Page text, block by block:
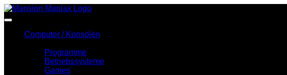
Zum
Inhalt
Computer / Konsolen
Programme
Betriebssysteme
Games